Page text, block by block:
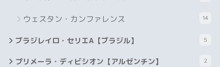
ウェスタン・カンファレンス 14
ブラジレイロ・セリエA【ブラジル】 5
プリメーラ・ディビシオン【アルゼンチン】 2